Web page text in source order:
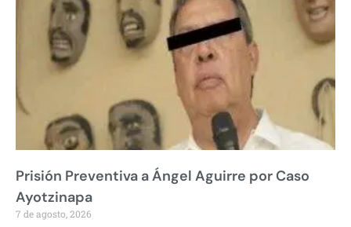
Prisión Preventiva a Ángel Aguirre por Caso
Ayotzinapa
7 de agosto, 2026